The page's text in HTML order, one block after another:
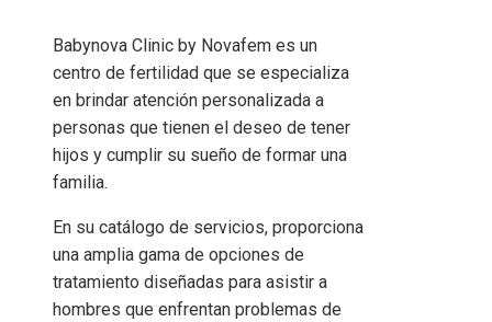
Babynova Clinic by Novafem es un
centro de fertilidad que se especializa
en brindar atención personalizada a
personas que tienen el deseo de tener
hijos y cumplir su sueño de formar una
familia.
En su catálogo de servicios, proporciona
una amplia gama de opciones de
tratamiento diseñadas para asistir a
hombres que enfrentan problemas de